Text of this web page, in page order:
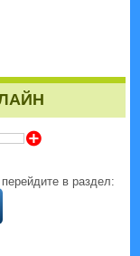
Z
в раздел: